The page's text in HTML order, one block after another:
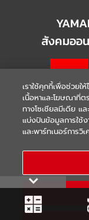
สังคมออ
COPYRIGHT 2021
เราใช้คุกกี้เพื่อช่วยใ
เนื้อหาและโฆษณาที่
ทางโซเชียลมีเดีย แล
แบ่งปันข้อมูลการใช้
และพาร์ทเนอร์การวิ